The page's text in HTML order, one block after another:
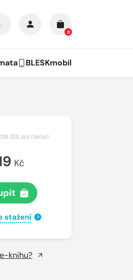
0
BLESKmobil
, PDF pro čtečky)
Kč
stažení ?
knihu?